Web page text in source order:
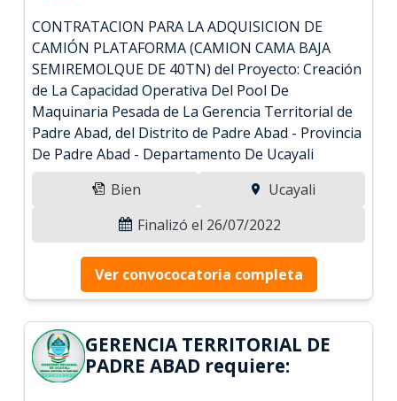
CONTRATACION PARA LA ADQUISICION DE
CAMIÓN PLATAFORMA (CAMION CAMA BAJA
SEMIREMOLQUE DE 40TN) del Proyecto: Creación
de La Capacidad Operativa Del Pool De
Maquinaria Pesada de La Gerencia Territorial de
Padre Abad, del Distrito de Padre Abad - Provincia
De Padre Abad - Departamento De Ucayali
Bien
Ucayali
Finalizó el 26/07/2022
Ver convococatoria completa
GERENCIA TERRITORIAL DE
PADRE ABAD requiere: